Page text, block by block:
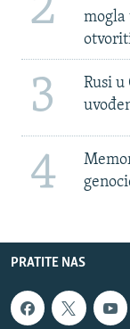
mogla
3
Rusi u
4
PRATITE NAS